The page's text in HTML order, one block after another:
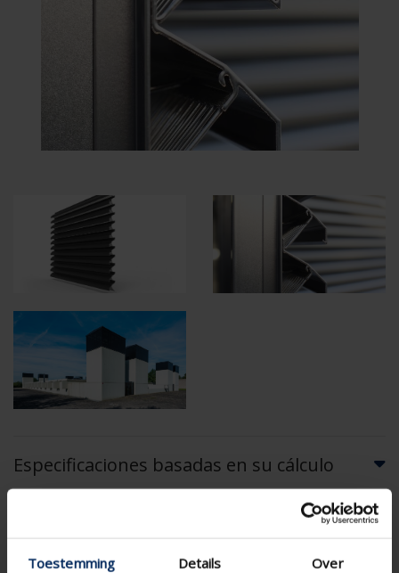
Toestemming Details Over
Especificaciones basadas en su cálculo